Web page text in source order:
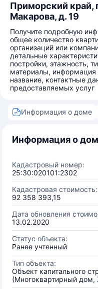
Приморский край,
Макарова, д. 19
Получите подробную
общее количество
организаций или
детальные
постройки, этажность,
материалы,
название, контактные
предоставляемых услуг
Информация о доме
Информация о
Кадастровый номер:
25:30:020101:2302
Кадастровая стоимость:
92 358 393,15
Дата обновления
13.02.2020
Статус объекта:
Ранее учтенный
Тип объекта:
Объект капитального
(Многоквартирный дом,